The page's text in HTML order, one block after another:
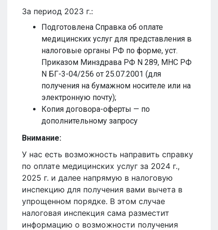
За период 2023 г.:
Подготовлена Справка об оплате
медицинских услуг для представления в
налоговые органы РФ по форме, уст.
Приказом Минздрава РФ N 289, МНС РФ
N БГ-3-04/256 от 25.07.2001 (для
получения на бумажном носителе или на
электронную почту);
Копия договора-оферты — по
дополнительному запросу
Внимание:
У нас есть возможность направить справку
по оплате медицинских услуг за 2024 г.,
2025 г. и далее напрямую в налоговую
инспекцию для получения вами вычета в
упрощенном порядке. В этом случае
налоговая инспекция сама разместит
информацию о возможности получения